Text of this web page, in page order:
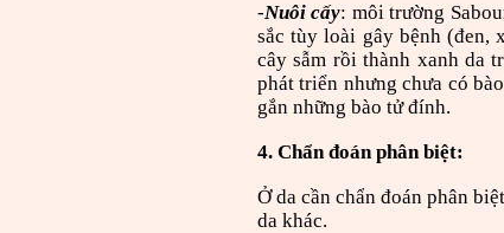
-Nuôi cấy: môi trường
sắc tùy loài gây bệnh (đen,
cây sẫm rồi thành xanh da
phát triển nhưng chưa có
gắn những bào tử đính.
4. Chẩn đoán phân biệt:
Ở da cần chẩn đoán phân
da khác.